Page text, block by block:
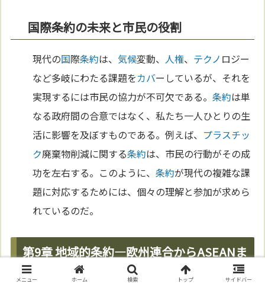
国際条約の未来と市民の役割
現代の国際条約は、気候変動、 人権、 テクノ ロジー
など多岐にわたる課題をカバーしているが、それを
実現するには市民の協力が不可欠である。条約は単
なる政府間の合意ではなく、私たち一人ひとりの生
活に影響を及ぼすものである。例えば、 プラスチッ
ク廃棄物削減に関する条約は、市民の行動がその成
功を左右する。このように、条約が現代の複雑な課
題に対応するためには、個々の理解と参加が求めら
れているのだ。
第9章 地域的条約—欧州連合からASEANま
で
メニュー ホーム 検索 トップ サイドバー